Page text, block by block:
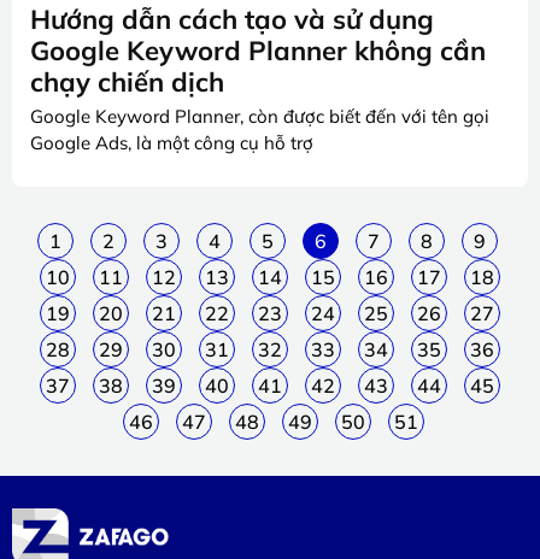
Hướng dẫn cách tạo và sử dụng
Google Keyword Planner không cần
chạy chiến dịch
Google Keyword Planner, còn được biết đến với tên gọi
Google Ads, là một công cụ hỗ trợ
1 2 3 4 5 6 7 8
9
10
11 12 13 14 15 16 17
18
19
20 21 22 23 24 25 26
27
28
29 30 31 32 33 34 35
36
37
38 39 40 41 42 43 44
45
46
47 48 49 50 51